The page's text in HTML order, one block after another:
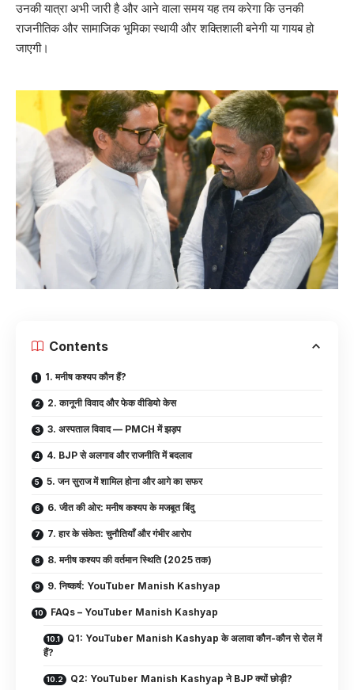
उनकी यात्रा अभी जारी है और आने वाला समय यह तय करेगा कि उनकी
राजनीतिक और सामाजिक भूमिका स्थायी और शक्तिशाली बनेगी या गायब हो
जाएगी।
Contents
1. मनीष कश्यप कौन हैं?
2. कानूनी विवाद और फेक वीडियो केस
3. अस्पताल विवाद — PMCH में झड़प
4. BJP से अलगाव और राजनीति में बदलाव
5. जन सुराज में शामिल होना और आगे का सफर
6. जीत की ओर: मनीष कश्यप के मजबूत बिंदु
7. हार के संकेत: चुनौतियाँ और गंभीर आरोप
8. मनीष कश्यप की वर्तमान स्थिति (2025 तक)
9. निष्कर्ष: YouTuber Manish Kashyap
FAQs – YouTuber Manish Kashyap
Q1: YouTuber Manish Kashyap के अलावा कौन-कौन से रोल में
हैं?
Q2: YouTuber Manish Kashyap ने BJP क्यों छोड़ी?